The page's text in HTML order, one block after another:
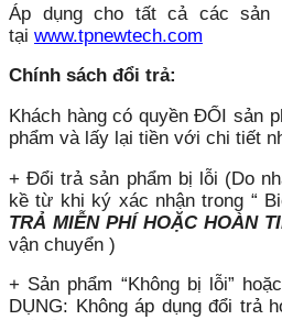
Áp dụng cho tất cả các sản
tại www.tpnewtech.com
Chính sách đổi trả:
Khách hàng có quyền ĐỔI sản
phẩm và lấy lại tiền với chi tiết
+ Đổi trả sản phẩm bị lỗi (Do
kề từ khi ký xác nhận trong “
TRẢ MIỄN PHÍ HOẶC HOÀN
vận chuyển )
+ Sản phẩm “Không bị lỗi”
DỤNG: Không áp dụng đổi trả